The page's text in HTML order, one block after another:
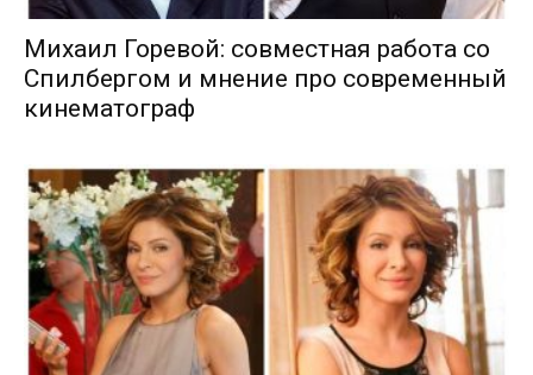
Михаил Горевой: совместная работа со
Спилбергом и мнение про современный
кинематограф